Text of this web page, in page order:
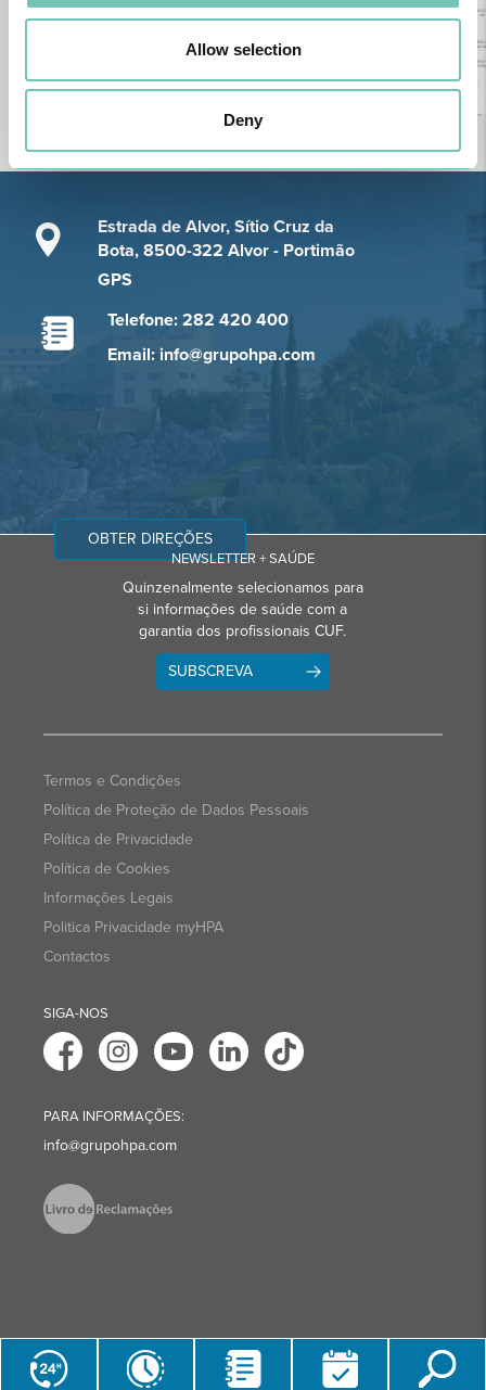
Allow selection
Deny
Estrada de Alvor, Sítio Cruz da
Bota, 8500-322 Alvor - Portimão
GPS
Telefone: 282 420 400
Email: info@grupohpa.com
OBTER DIREÇÕES
NEWSLETTER + SAÚDE
Quinzenalmente selecionamos para
si informações de saúde com a
garantia dos profissionais CUF.
SUBSCREVA
Termos e Condições
Política de Proteção de Dados Pessoais
Política de Privacidade
Política de Cookies
Informações Legais
Politica Privacidade myHPA
Contactos
SIGA-NOS
PARA INFORMAÇÕES:
info@grupohpa.com